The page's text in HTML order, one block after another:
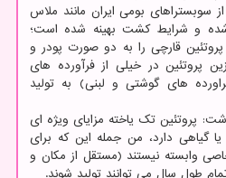
سوبستراهای بومی ایران مانند ملاس
و شرایط کشت بهینه شده است؛
قارچی را به دو صورت پودر و
پروتئین در خیلی از فرآورده های
های گوشتی و لبنی) به تولید
پروتئین تک یاخته مزایای ویژه ای
یا گیاهی دارد، من جمله این که برای
وابسته نیستند (مستقل از مکان و
طول سال می توانند تولید شوند.